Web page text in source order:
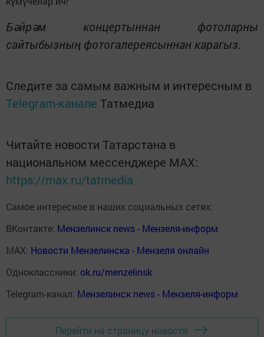
Бәйрәм концертыннан фотоларны
сайтыбызның фотогалереясыннан карагыз.
Следите за самым важным и интересным в
Telegram-канале Татмедиа
Читайте новости Татарстана в
национальном мессенджере MАХ:
https://max.ru/tatmedia
Самое интересное в наших социальных сетях:
ВКонтакте: Мензелинск news - Мензеля-информ
MAX: Новости Мензелинска - Мензеля онлайн
Одноклассники: ok.ru/menzelinsk
Telegram-канал: Мензелинск news - Мензеля-информ
Перейти на страницу новости